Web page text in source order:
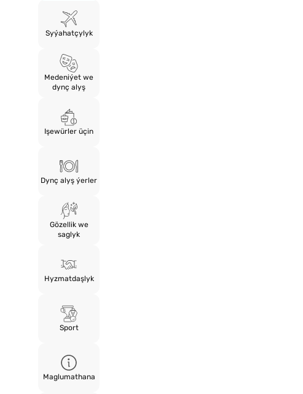
Syýahatçylyk
Medeniýet we
dynç alyş
Işewürler üçin
Dynç alyş ýerler
Gözellik we
saglyk
Hyzmatdaşlyk
Sport
Maglumathana